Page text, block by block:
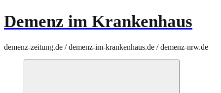
Demenz im Krankenhaus
demenz-zeitung.de / demenz-im-krankenhaus.de / demenz-nrw.de